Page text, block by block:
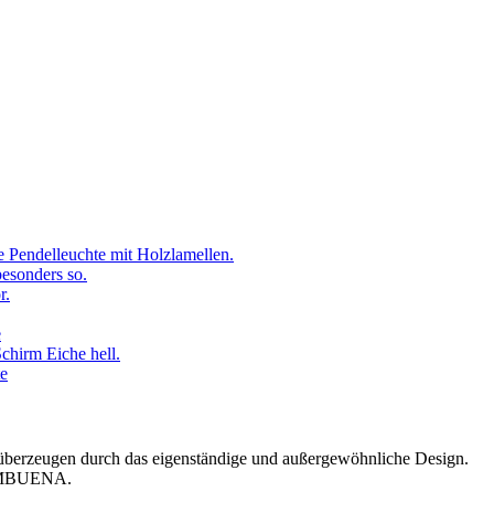
Pendelleuchte mit Holzlamellen.
so.
Eiche hell.
durch das eigenständige und außergewöhnliche Design.